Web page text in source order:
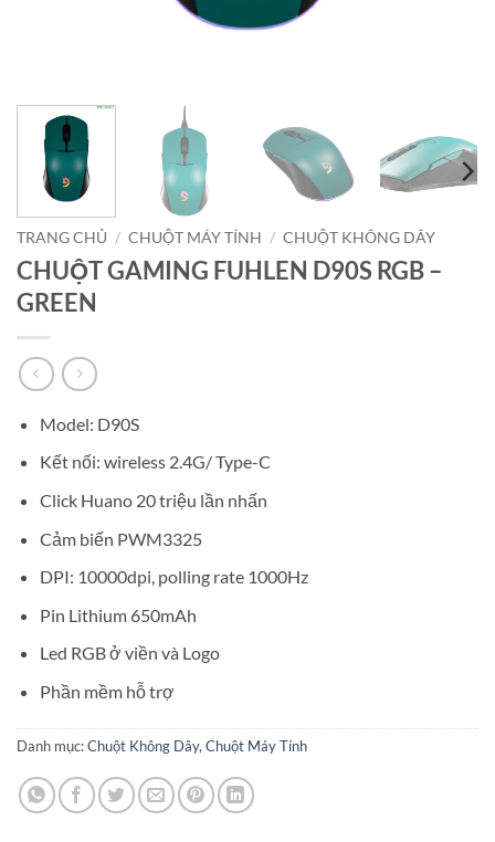
TRANG CHỦ / CHUỘT MÁY TÍNH / CHUỘT KHÔNG DÂY
CHUỘT GAMING FUHLEN D90S RGB –
GREEN
Model: D90S
Kết nối: wireless 2.4G/ Type-C
Click Huano 20 triệu lần nhấn
Cảm biến PWM3325
DPI: 10000dpi, polling rate 1000Hz
Pin Lithium 650mAh
Led RGB ở viền và Logo
Phần mềm hỗ trợ
Danh mục:Chuột Không Dây, Chuột Máy Tính